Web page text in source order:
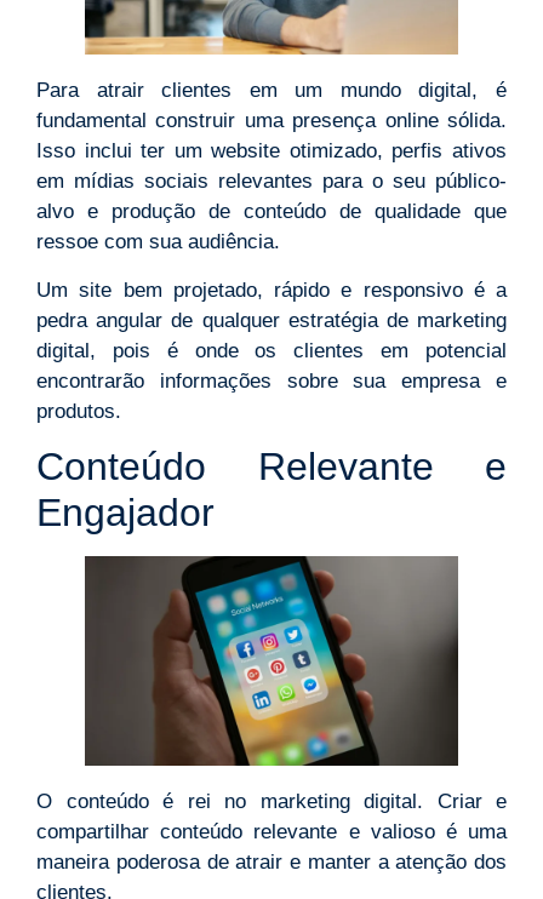
Para atrair clientes em um mundo digital, é
fundamental construir uma presença online sólida.
Isso inclui ter um website otimizado, perfis ativos
em mídias sociais relevantes para o seu público-
alvo e produção de conteúdo de qualidade que
ressoe com sua audiência.
Um site bem projetado, rápido e responsivo é a
pedra angular de qualquer estratégia de marketing
digital, pois é onde os clientes em potencial
encontrarão informações sobre sua empresa e
produtos.
Conteúdo Relevante e
Engajador
O conteúdo é rei no marketing digital. Criar e
compartilhar conteúdo relevante e valioso é uma
maneira poderosa de atrair e manter a atenção dos
clientes.